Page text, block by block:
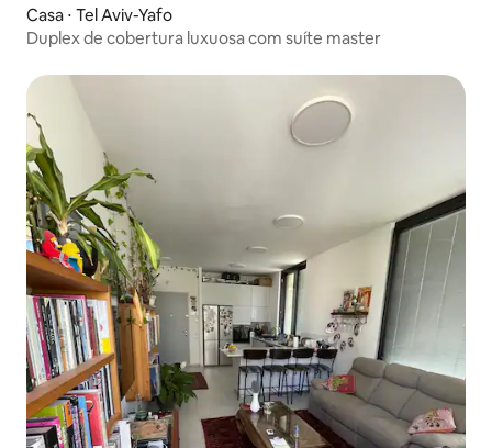
Casa ⋅ Tel Aviv-Yafo
Duplex de cobertura luxuosa com suíte master